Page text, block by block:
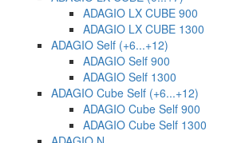
ADAGIO LX CUBE 900
ADAGIO LX CUBE 1300
ADAGIO Self (+6...+12)
ADAGIO Self 900
ADAGIO Self 1300
ADAGIO Cube Self (+6...+12)
ADAGIO Cube Self 900
ADAGIO Cube Self 1300